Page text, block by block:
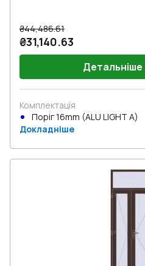
₴44,486.61
₴31,140.63
Детальніше
Комплектація
Поріг 16mm (ALU LIGHT A)
Докладніше